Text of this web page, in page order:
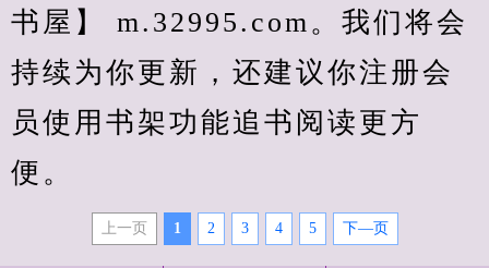
书屋】 m.32995.com。我们将会
持续为你更新，还建议你注册会
员使用书架功能追书阅读更方
便。
上一页 1 2 3 4 5 下—页